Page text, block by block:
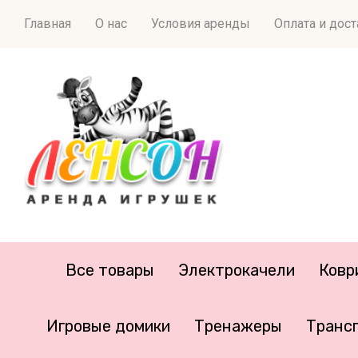
Главная О нас Условия аренды Оплата и
Все товары Электрокачели
Игровые домики Тренажеры